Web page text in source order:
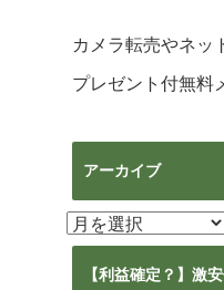
カメラ転売やネッ
プレゼント付無料
アーカイブ
ア
ー
【利益確定？】激